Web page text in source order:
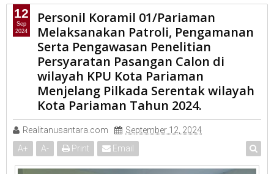
TNI
Personil Koramil 01/Pariaman Melaksanakan Patroli,
Pengamanan Serta Pengawasan Penelitian Persyaratan
Pasangan Calon di wilayah KPU Kota Pariaman Menjelang
Pilkada Serentak wilayah Kota Pariaman Tahun 2024.
Personil Koramil 01/Pariaman
Melaksanakan Patroli, Pengamanan
Serta Pengawasan Penelitian
Persyaratan Pasangan Calon di
wilayah KPU Kota Pariaman
Menjelang Pilkada Serentak wilayah
Kota Pariaman Tahun 2024.
Realitanusantara.com
September 12, 2024
A+ A- Print Email
12
Sep
2024